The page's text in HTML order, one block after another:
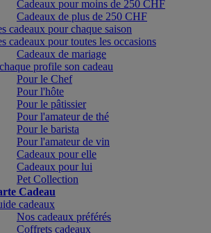
Cadeaux pour moins de 250 CHF
Cadeaux de plus de 250 CHF
cadeaux pour chaque saison
cadeaux pour toutes les occasions
Cadeaux de mariage
profile son cadeau
Pour le Chef
Pour l'hôte
Pour le pâtissier
Pour l'amateur de thé
Pour le barista
Pour l'amateur de vin
Cadeaux pour elle
Cadeaux pour lui
Pet Collection
Cadeau
cadeaux
Nos cadeaux préférés
Coffrets cadeaux